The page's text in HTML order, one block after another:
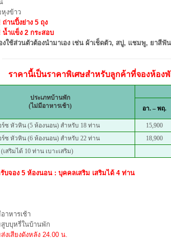
งข้าว
ถ่านปิ้งย่าง 5 ถุง
น้ำแข็ง 2 กระสอบ
งใช้ส่วนตัวต้องนำมาเอง เช่น ผ้าเช็ดตัว, สบู่, แชมพู, ยา
ราคานี้เป็นราคาพิเศษสำหรับลูกค้าที่จองห้องพั
ประเภทบ้านพัก
(ไม่มีอาหารเช้า)
อา. – พฤ.
ซ หัวหิน (5 ห้องนอน) สำหรับ 18 ท่าน
15,900
ซ หัวหิน (6 ห้องนอน) สำหรับ 22 ท่าน
18,900
สริมได้ 10 ท่าน เบาะเสริม)
บจอง 5 ห้องนอน : บุคคลเสริม เสริมได้ 4 ท่าน
าหารเช้า
บบุหรี่ในบ้านพัก
งเสียงดังหลัง 24.00 น.